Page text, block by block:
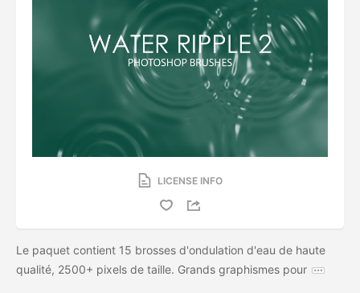
LICENSE INFO
Le paquet contient 15 brosses d'ondulation d'eau de haute
qualité, 2500+ pixels de taille. Grands graphismes pour